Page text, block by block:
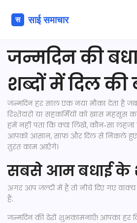
जन्मदिन की
शब्दों में दिल की
जन्मदिन हर साल एक नया मौका देता है
रिश्तेदारों या सहकर्मियों को ख़ास महसूस
हमें नहीं पता कि क्या लिखें, कौन‑सा
आपको आसान, साफ़ और दिल से निकले हुए
तुरंत काम आएँगे।
सबसे आम बधाई के
अगर आप जल्दी में हैं तो नीचे दिए गए
हैं:
जन्मदिन की ढेरों शुभकामनाएँ! आपका हर